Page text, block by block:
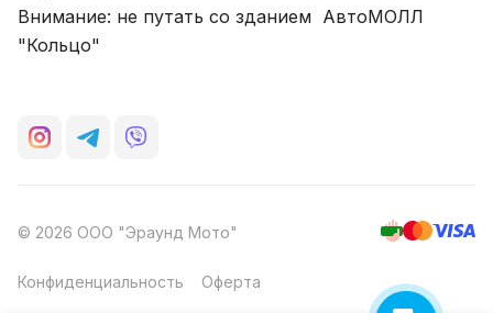
Внимание: не путать со зданием АвтоМОЛЛ
"Кольцо"
© 2026 ООО "Эраунд Мото"
Конфиденциальность Оферта